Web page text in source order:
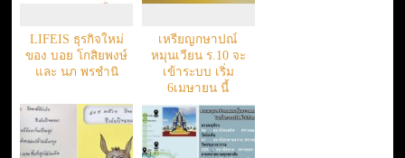
LIFEIS ธุรกิจใหม่
ของ บอย โกสิยพงษ์
และ นภ พรชำนิ
เหรียญกษาปณ์
หมุนเวียน ร.10 จะ
เข้าระบบ เริ่ม
6เมษายน นี้